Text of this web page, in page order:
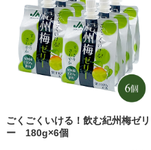
ごくごくいける！飲む紀州梅ゼリ
ー 180g×6個